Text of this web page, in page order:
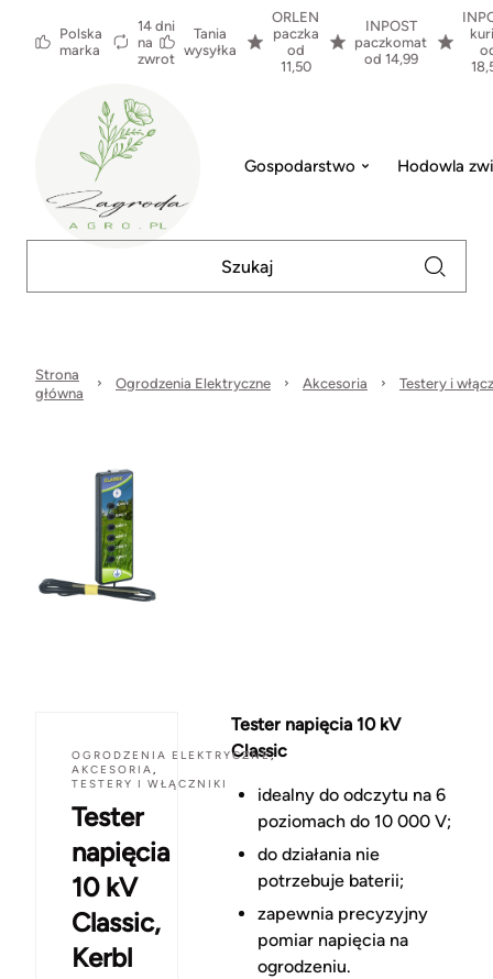
Polska
marka
14 dni
na
zwrot
Tania
wysyłka
ORLEN
paczka
od
11,50
INPOST
paczkomat
od 14,99
Gospodarstwo Hodowla
Strona
główna
Ogrodzenia Elektryczne Akcesoria Testery i
OGRODZENIA ELEKTRYCZNE,
AKCESORIA,
TESTERY I WŁĄCZNIKI
Tester
napięcia
10 kV
Classic,
Kerbl
Tester napięcia 10 kV
Classic
idealny do odczytu na 6
poziomach do 10 000 V;
do działania nie
potrzebuje baterii;
zapewnia precyzyjny
pomiar napięcia na
ogrodzeniu.